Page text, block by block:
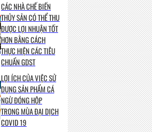
CÁC NHÀ CHẾ BIẾN
THỦY SẢN CÓ THỂ THU
ĐƯỢC LỢI NHUẬN TỐT
HƠN BẰNG CÁCH
THỰC HIỆN CÁC TIÊU
CHUẨN GDST
LỢI ÍCH CỦA VIỆC SỬ
DỤNG SẢN PHẨM CÁ
NGỪ ĐÓNG HỘP
TRONG MÙA ĐẠI DỊCH
COVID 19